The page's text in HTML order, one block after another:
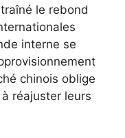
le rebond
interne se
chinois oblige
réajuster leurs